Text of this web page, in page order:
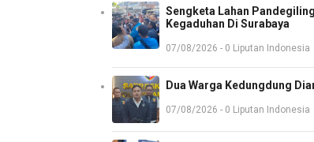
Sengketa Lahan
Kegaduhan Di Surabaya
07/08/2026 - 0 Liputan Indonesia
Dua Warga Kedungdung
07/08/2026 - 0 Liputan Indonesia